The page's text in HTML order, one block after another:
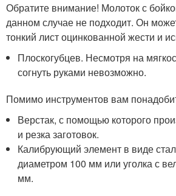
Обратите внимание! Молоток с
данном случае не подходит. Он
тонкий лист оцинкованной жести и
Плоскогубцев. Несмотря на
согнуть руками невозможно.
Помимо инструментов вам
Верстак, с помощью которого
и резка заготовок.
Калибрующий элемент в виде
диаметром 100 мм или уголка с
мм.